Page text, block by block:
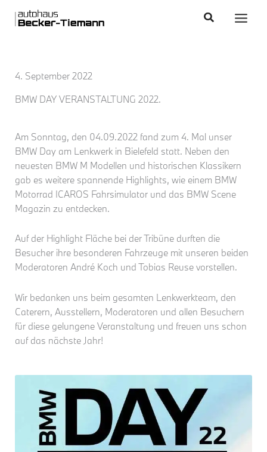
content
Inhalt
SuchenMain
4. September 2022
BMW DAY VERANSTALTUNG 2022.
Am Sonntag, den 04.09.2022 fand zum 4. Mal unser
BMW Day am Lenkwerk in Bielefeld statt. Neben den
neuesten BMW M Modellen und historischen Klassikern
gab es weitere spannende Highlights, wie einem BMW
Motorrad ICAROS Fahrsimulator und das BMW Scene
Magazin zu entdecken.
Auf der Highlight Fläche bei der Tribüne durften die
Besucher ihre besonderen Fahrzeuge mit unseren beiden
Moderatoren André Koch und Tobias Reuse vorstellen.
Wir bedanken uns beim gesamten Lenkwerkteam, den
Caterern, Ausstellern, Moderatoren und allen Besuchern
für diese gelungene Veranstaltung und freuen uns schon
auf das nächste Jahr!